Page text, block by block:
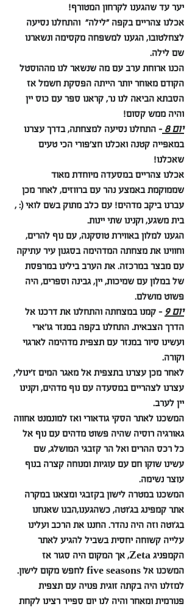
יער עד שהגענו לקרחון המטורף!
אכלנו צהריים בקפה "לילה"  והתחלנו נסיעה
לצחלטובו, הגענו למשפחה מקסימה ונשארנו
שם לילה.
הכנו ארוחת ערב עם מה שנשאר לנו מההוסטל
הקודם מאוחר יותר הייתה הפסקת חשמל אז
הסבתא הביאה לנו נר, קראנו ספר עם כוס יין
והיה ממש קסום!
יום 8
- התחלנו נסיעה למצחתה, בדרך עצרנו
במאפייה קטנה ואכלנו חצ׳פורי הכי טעים
שאכלנו!
אכלנו צהריים במסעדה מיוחדת מאוד
שממוקמת באמצע נהר עם ברווזים, לאחר מכן
עברנו ביקב מדהים! עם כלב מתוק בשם לואי (: ,
בית משגע, וקנינו שתי יינות.
הגענו למלון באווירת טוסקנה, עם נוף להרים,
וחווינו את מצחתה המדהימה בסגנון עיר עתיקה
עם מבצר במרכזה. את הערב בילינו במרפסת
של במלון עם שמיכות, יין, גבינה וספרים, היה
פשוט מושלם.
יום 9 - קמנו במצחתה והתחלנו את דרכנו אל
הדרך הצבאית. התחלנו בקפה במנזר גו׳ארי
ועשינו סיור במנזר עם תצפית מדהימה לארגוי
וקורה.
לאחר מכן עצרנו בתצפית אל מאגר המים ז׳ינולי,
עצרנו לצהריים במסעדה עם נוף מדהים, וקנינו
יין לערב.
המשכנו לאתר הסקי גודאורי ואז למונמנט אחווה
גאורגיה רוסיה שהיה פשוט מדהים עם נוף אל
כל רכס ההרים ואל הר קזבגי המושלג, שם
עשינו שוקו חם עם עוגיות ומנוחה קצרה בנוף
עוצר נשימה.
המשכנו במטרה לישון בקזבגי ומצאנו במקרה
אתר קמפינג בג׳וטה, כשהגענו,הבנו שאנחנו
בג׳וטה וזה היה נהדר. החננו את הרכב ועלינו
עלייה קשוחה יחסית בשביל להגיע לאתר
הקמפניג Zeta, אך המקום היה סגור אז
המשכנו אל five seasons לחפש מקום לישון.
למזלנו היה בקתה זוגית פנויה עם תצפית
פנורמית ומאחר והיה לנו יום ספייר רצינו לקחת